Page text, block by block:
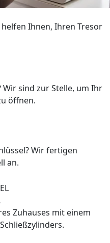
helfen Ihnen, Ihren Tresor
Wir sind zur Stelle, um Ihr
öffnen.
Wir fertigen
an.
Zuhauses mit einem